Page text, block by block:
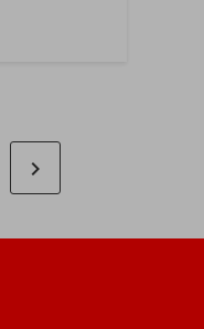
chevron_right